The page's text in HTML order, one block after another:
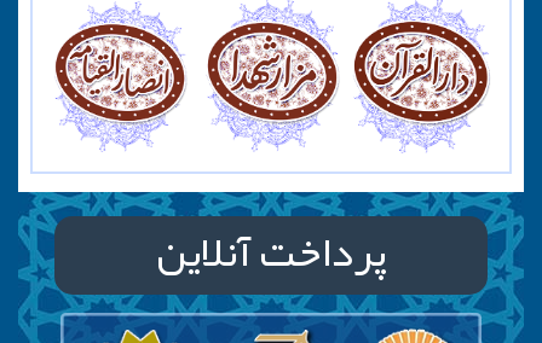
پرداخت آنلاین